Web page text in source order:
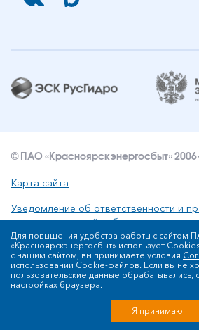
© ПАО «Красноярскэнергосбыт»
Карта сайта
Уведомление об ответственности и
интеллектуальной собственности
Политика ПАО
обработки персональных данных
Для повышения удобства работы с сайтом
«Красноярскэнергосбыт» использует
с нашим сайтом, вы принимаете условия
использовании Cookie-файлов. Если вы не
пользовательские данные обрабатывались,
настройках браузера.
Я принимаю